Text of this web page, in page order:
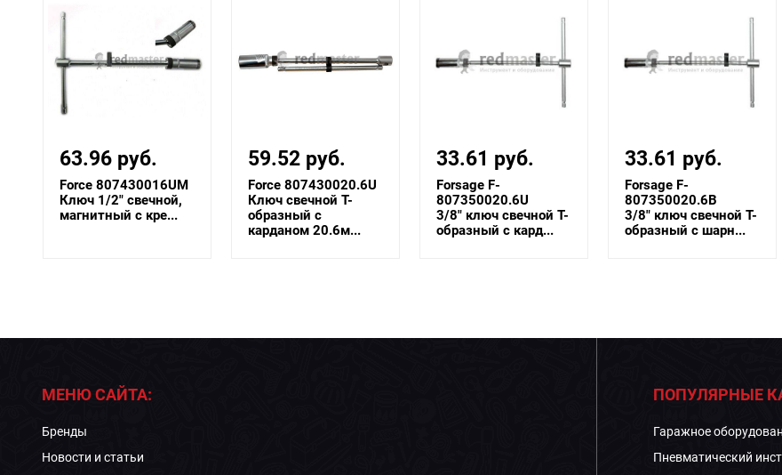
63.96 руб.
Force 807430016UM
Ключ 1/2" свечной,
магнитный с кре...
59.52 руб.
Force 807430020.6U
Ключ свечной Т-
образный с
карданом 20.6м...
33.61 руб.
Forsage F-
807350020.6U
3/8" ключ свечной Т-
образный с кард...
33.61 руб.
Forsage F-
807350020.6B
3/8" ключ свечной Т-
образный с шарн...
МЕНЮ САЙТА:
Бренды
Новости и статьи
ПОПУЛЯРНЫЕ
Гаражное
Пневматический